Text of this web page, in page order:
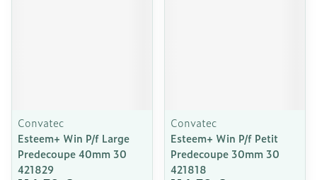
Convatec
Esteem+ Win P/f Large
Predecoupe 40mm 30
421829
Convatec
Esteem+ Win P/f Petit
Predecoupe 30mm 30
421818